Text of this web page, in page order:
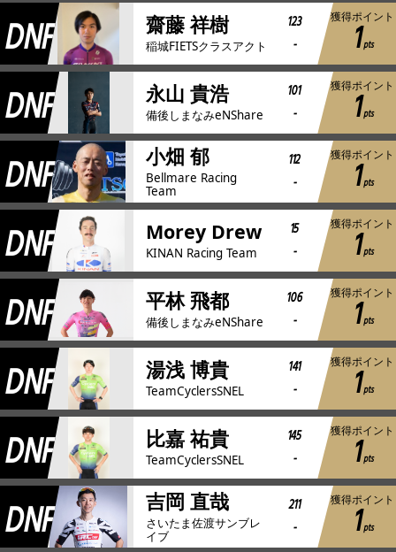
DNF 齋藤 祥樹
稲城FIETSクラスアクト
123
-
獲得ポイント
1pts
DNF 永山 貴浩
備後しまなみeNShare
101
-
獲得ポイント
1pts
DNF 小畑 郁
Bellmare Racing
Team
112
-
獲得ポイント
1pts
DNF Morey Drew
KINAN Racing Team
15
-
獲得ポイント
1pts
DNF 平林 飛都
備後しまなみeNShare
106
-
獲得ポイント
1pts
DNF 湯浅 博貴
TeamCyclersSNEL
141
-
獲得ポイント
1pts
DNF 比嘉 祐貴
TeamCyclersSNEL
145
-
獲得ポイント
1pts
DNF 吉岡 直哉
さいたま佐渡サンブレ
イブ
211
-
獲得ポイント
1pts